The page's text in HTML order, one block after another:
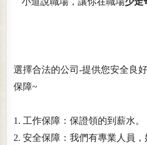
選擇合法的公司-提供您安全良
保障~
1. 工作保障：保證領的到薪水。
2. 安全保障：我們有專業人員